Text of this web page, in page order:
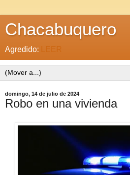
Chacabuquero
Agredido: LEER
domingo, 14 de julio de 2024
Robo en una vivienda